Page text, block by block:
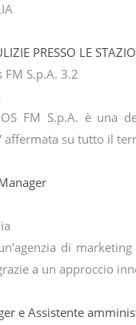
PRESSO LE
S.p.A. 3.2
FM S.p.A. è
affermata su tutto il
di
a un approccio
e Assistente